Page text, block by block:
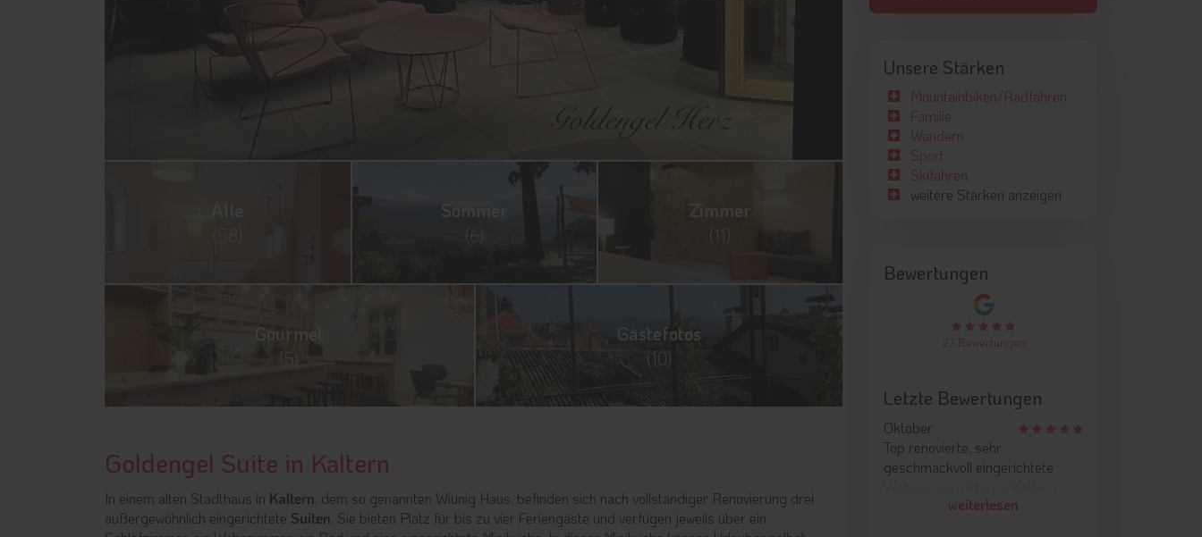
Alle
Sommer
(6)
Zimmer
(11)
Gourmet
(5)
Gästefotos
(10)
Goldengel Suite in Kaltern
In einem alten Stadthaus in Kaltern, dem so genannten Wiunig Haus, befinden sich nach vollständiger Renovierung drei
außergewöhnlich eingerichtete Suiten. Sie bieten Platz für bis zu vier Feriengäste und verfügen jeweils über ein
Unsere Stärken
Mountainbiken/Radfahren
Familie
Wandern
Sport
Skifahren
weitere Stärken anzeigen
Bewertungen
27 Bewertungen
Letzte Bewertungen
Oktober
Top renovierte, sehr
geschmackvoll eingerichtete
Wohnungen mitten in Kaltern,
teilweise mit traumhafter
weiterlesen